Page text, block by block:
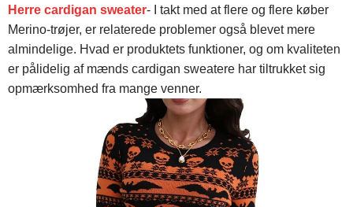
Herre cardigan sweater- I takt med at flere og flere køber
Merino-trøjer, er relaterede problemer også blevet mere
almindelige. Hvad er produktets funktioner, og om kvaliteten
er pålidelig af mænds cardigan sweatere har tiltrukket sig
opmærksomhed fra mange venner.